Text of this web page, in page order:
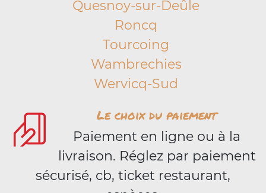
Quesnoy-sur-Deûle
Roncq
Tourcoing
Wambrechies
Wervicq-Sud
Le choix du paiement
Paiement en ligne ou à la
livraison. Réglez par paiement
sécurisé, cb, ticket restaurant,